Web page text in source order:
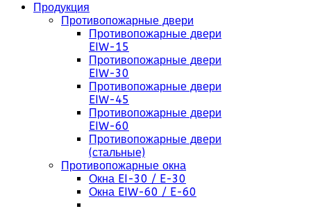
Продукция
Противопожарные двери
Противопожарные двери
EIW-15
Противопожарные двери
EIW-30
Противопожарные двери
EIW-45
Противопожарные двери
EIW-60
Противопожарные двери
(стальные)
Противопожарные окна
Окна EI-30 / E-30
Окна EIW-60 / E-60